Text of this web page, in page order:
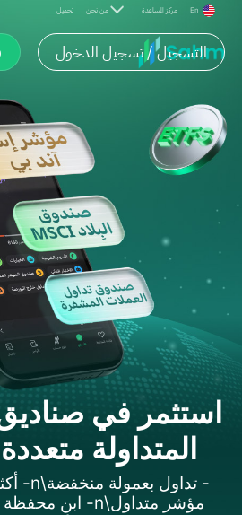
تحميل من نحن مركز المساعدة En
التسجيل / تسجيل الدخول
استثمر في
المتداولة
مؤشر متداول\n- ابنِ محفظة استثمارية متوازنة